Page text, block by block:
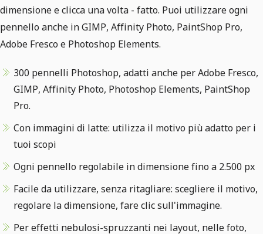
dimensione e clicca una volta - fatto. Puoi utilizzare ogni
pennello anche in GIMP, Affinity Photo, PaintShop Pro,
Adobe Fresco e Photoshop Elements.
300 pennelli Photoshop, adatti anche per Adobe Fresco,
GIMP, Affinity Photo, Photoshop Elements, PaintShop
Pro.
Con immagini di latte: utilizza il motivo più adatto per i
tuoi scopi
Ogni pennello regolabile in dimensione fino a 2.500 px
Facile da utilizzare, senza ritagliare: scegliere il motivo,
regolare la dimensione, fare clic sull'immagine.
Per effetti nebulosi-spruzzanti nei layout, nelle foto,